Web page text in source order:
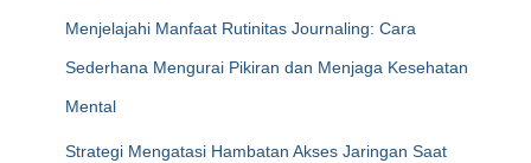
Menjelajahi Manfaat Rutinitas Journaling: Cara
Sederhana Mengurai Pikiran dan Menjaga Kesehatan
Mental
Strategi Mengatasi Hambatan Akses Jaringan Saat